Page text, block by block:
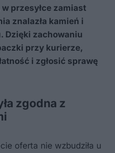
przesyłce zamiast
znalazła kamień i
Dzięki zachowaniu
przy kurierze,
i zgłosić sprawę
zgodna z
oferta nie wzbudziła u